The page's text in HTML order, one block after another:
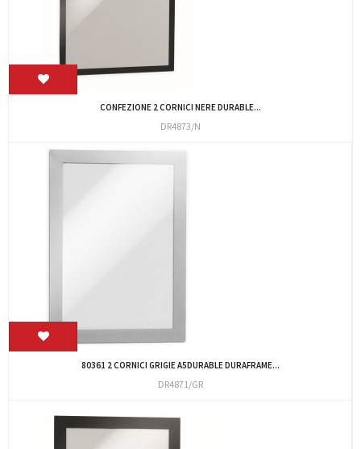
CONFEZIONE 2 CORNICI NERE DURABLE...
DR4873/N
80361 2 CORNICI GRIGIE A5DURABLE DURAFRAME...
DR4871/GR